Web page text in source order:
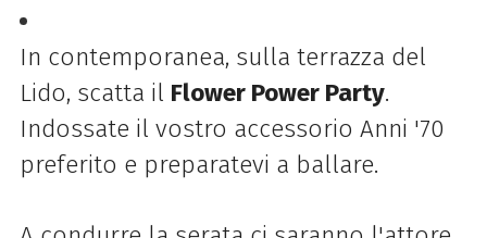
In contemporanea, sulla terrazza del
Lido, scatta il Flower Power Party.
Indossate il vostro accessorio Anni '70
preferito e preparatevi a ballare.